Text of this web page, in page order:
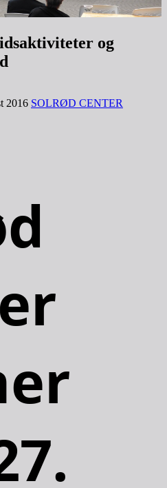
og
2016 SOLRØD CENTER